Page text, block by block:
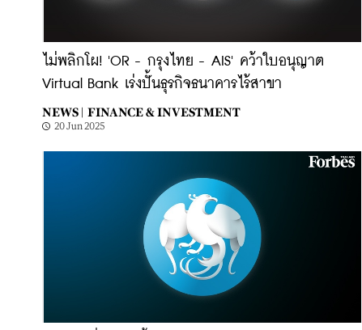
ไม่พลิกโผ! 'OR - กรุงไทย - AIS' คว้าใบอนุญาต
Virtual Bank เร่งปั้นธุรกิจธนาคารไร้สาขา
NEWS | FINANCE & INVESTMENT
20 Jun 2025